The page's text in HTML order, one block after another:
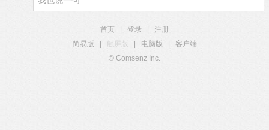
首页 登录
注册
简易版
触屏版 电脑版
客户端
© Comsenz Inc.